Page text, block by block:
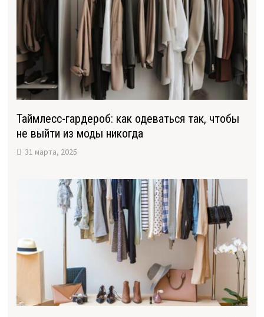
Таймлесс-гардероб: как одеваться так, чтобы
не выйти из моды никогда
31 марта, 2025